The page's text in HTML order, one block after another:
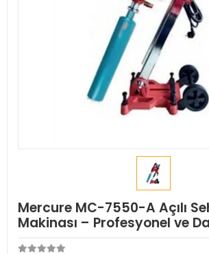
Mercure MC-7550-A Açılı
Makinası – Profesyonel ve